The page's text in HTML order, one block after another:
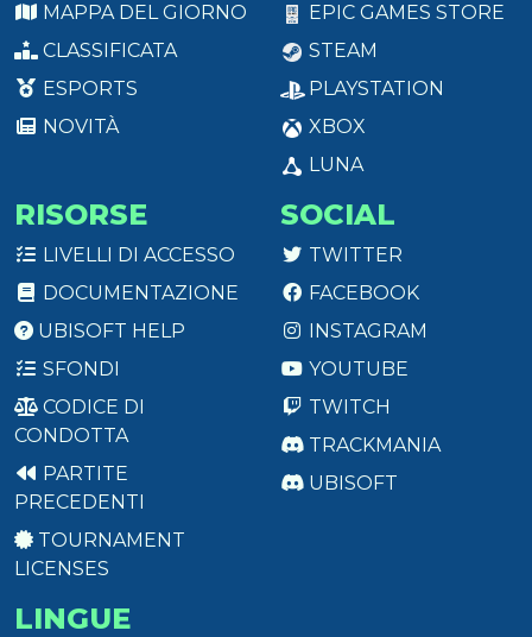
MAPPA DEL GIORNO
CLASSIFICATA
ESPORTS
NOVITÀ
EPIC GAMES STORE
STEAM
PLAYSTATION
XBOX
LUNA
RISORSE
LIVELLI DI ACCESSO
DOCUMENTAZIONE
UBISOFT HELP
SFONDI
CODICE DI
CONDOTTA
PARTITE
PRECEDENTI
TOURNAMENT
LICENSES
SOCIAL
TWITTER
FACEBOOK
INSTAGRAM
YOUTUBE
TWITCH
TRACKMANIA
UBISOFT
LINGUE